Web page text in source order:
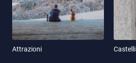
Attrazioni Castelli